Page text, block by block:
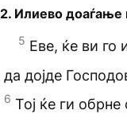
2. Илиево доаѓање
5 Еве, ќе ви го
да дојде
6 Тој ќе ги обрне